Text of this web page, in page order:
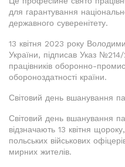
для гарантування
державного суверенітету.
13 квітня 2023 року
України, підписав Указ
працівників оборонно-
обороноздатності країни.
Світовий день вшанування
Світовий день вшанування
відзначають 13 квітня
польських військових
мирних жителів.